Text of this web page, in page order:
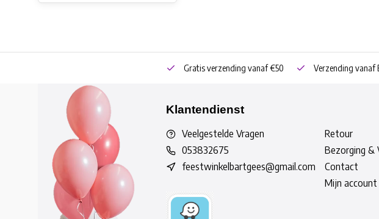
Gratis verzending vanaf €50 Verzending vanaf
Klantendienst
Veelgestelde Vragen
053832675
feestwinkelbartgees@gmail.com
Retour
Bezorging &
Contact
Mijn account